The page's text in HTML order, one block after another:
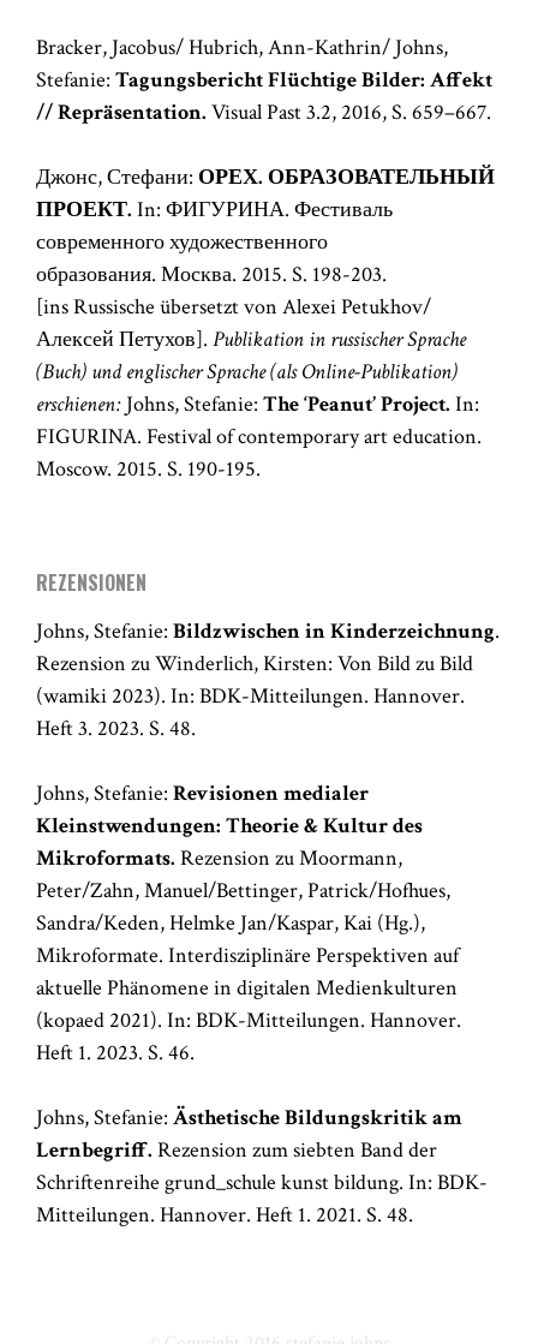
Bracker, Jacobus/ Hubrich, Ann-Kathrin/ Johns,
Stefanie: Tagungsbericht Flüchtige Bilder: Affekt
// Repräsentation. Visual Past 3.2, 2016, S. 659–667.
Джонс, Стефани: ОРЕХ. ОБРАЗОВАТЕЛЬНЫЙ
ПРОЕКТ. In: ФИГУРИНА. Фестиваль
современного художественного
образования. Москва. 2015. S. 198-203.
[ins Russische übersetzt von Alexei Petukhov/
Алексей Петухов]. Publikation in russischer Sprache
(Buch) und englischer Sprache (als Online-Publikation)
erschienen: Johns, Stefanie: The ‘Peanut’ Project. In:
FIGURINA. Festival of contemporary art education.
Moscow. 2015. S. 190-195.
REZENSIONEN
Johns, Stefanie: Bildzwischen in Kinderzeichnung.
Rezension zu Winderlich, Kirsten: Von Bild zu Bild
(wamiki 2023). In: BDK-Mitteilungen. Hannover.
Heft 3. 2023. S. 48.
Johns, Stefanie: Revisionen medialer
Kleinstwendungen: Theorie & Kultur des
Mikroformats. Rezension zu Moormann,
Peter/Zahn, Manuel/Bettinger, Patrick/Hofhues,
Sandra/Keden, Helmke Jan/Kaspar, Kai (Hg.),
Mikroformate. Interdisziplinäre Perspektiven auf
aktuelle Phänomene in digitalen Medienkulturen
(kopaed 2021). In: BDK-Mitteilungen. Hannover.
Heft 1. 2023. S. 46.
Johns, Stefanie: Ästhetische Bildungskritik am
Lernbegriff. Rezension zum siebten Band der
Schriftenreihe grund_schule kunst bildung. In: BDK-
Mitteilungen. Hannover. Heft 1. 2021. S. 48.